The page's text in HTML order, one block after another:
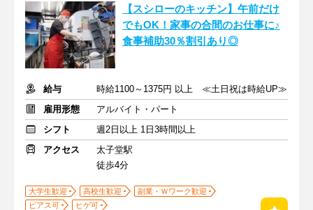
【スシローのキッチン】午前だけ
でもOK！家事の合間のお仕事に♪
食事補助30％割引あり◎
給与
時給1100～1375円 以上 ≪土日祝は時給UP≫
雇用形態
アルバイト・パート
シフト
週2日以上 1日3時間以上
アクセス
太子堂駅
徒歩4分
大学生歓迎 高校生歓迎
副業・Ｗワーク歓迎
ピアス可
ヒゲ可